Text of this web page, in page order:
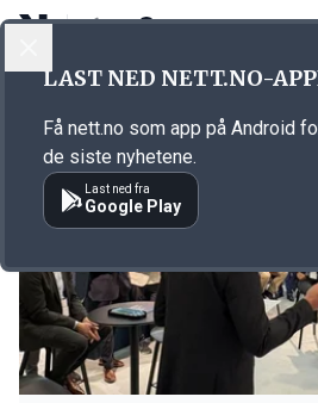
Emne: Hav Group
LAST NED NETT.NO-
Få nett.no som app på Android
de siste nyhetene.
Last ned fra
Google Play